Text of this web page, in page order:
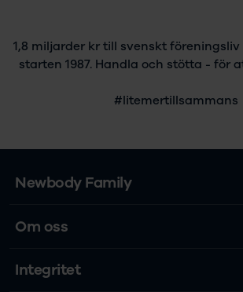
1,8 miljarder kr till svenskt
starten 1987. Handla och stötta - för
#litemertillsammans
Newbody Family
Om oss
Integritet